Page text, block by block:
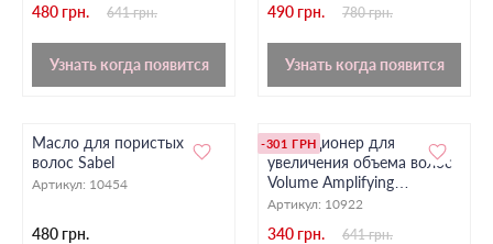
480 грн. 641 грн.
Узнать когда появится
490 грн. 780 грн.
Узнать когда появится
Масло для пористых
волос Sabel
Артикул: 10454
480 грн.
-301 ГРН
Кондиционер для
увеличения объема волос
Volume Amplifying
Conditioner Davroe, 100 мл
Артикул: 10922
340 грн. 641 грн.